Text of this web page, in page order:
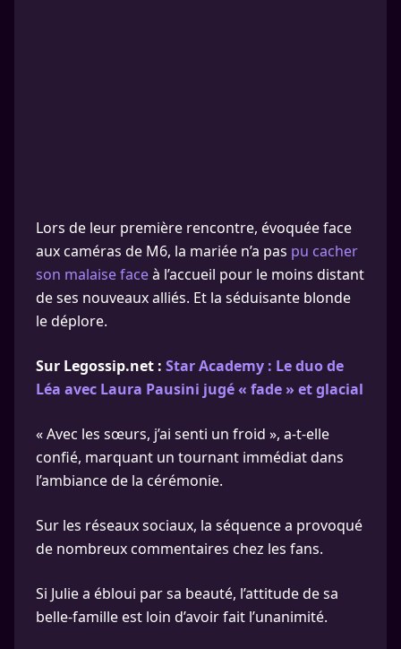
Lors de leur première rencontre, évoquée face
aux caméras de M6, la mariée n’a pas pu cacher
son malaise faceà l’accueil pour le moins distant
de ses nouveaux alliés. Et la séduisante blonde
le déplore.
Sur Legossip.net : Star Academy : Le duo de
Léa avec Laura Pausini jugé « fade » et glacial
« Avec les sœurs, j’ai senti un froid », a-t-elle
confié, marquant un tournant immédiat dans
l’ambiance de la cérémonie.
Sur les réseaux sociaux, la séquence a provoqué
de nombreux commentaires chez les fans.
Si Julie a ébloui par sa beauté, l’attitude de sa
belle-famille est loin d’avoir fait l’unanimité.